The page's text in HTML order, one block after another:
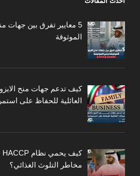
5 معايير تفرق بين جهات
الموثوقة
كيف تدعم جهات منح
العائلية للحفاظ على
مخاطر التلوث الغذائي؟